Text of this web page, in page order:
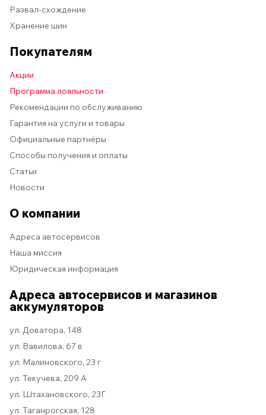
Развал-схождение
Хранение шин
Покупателям
Акции
Программа лояльности
Рекомендации по обслуживанию
Гарантия на услуги и товары
Официальные партнёры
Способы получения и оплаты
Статьи
Новости
О компании
Адреса автосервисов
Наша миссия
Юридическая информация
Адреса автосервисов и магазинов
аккумуляторов
ул. Доватора, 148
ул. Вавилова, 67 в
ул. Малиновского, 23 г
ул. Текучева, 209 А
ул. Штахановского, 23Г
ул. Таганрогская, 128